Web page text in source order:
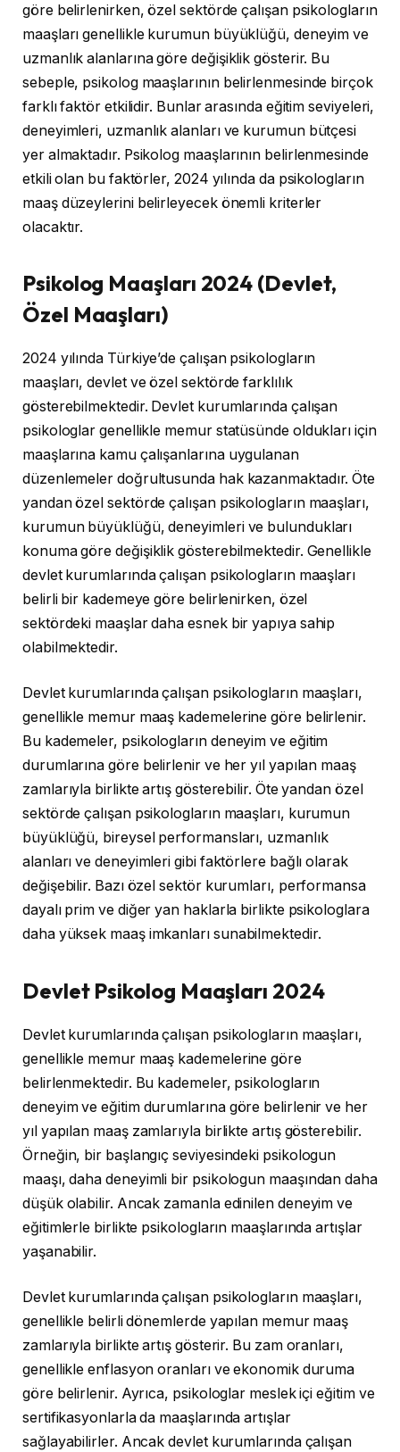
göre belirlenirken, özel sektörde çalışan psikologların
maaşları genellikle kurumun büyüklüğü, deneyim ve
uzmanlık alanlarına göre değişiklik gösterir. Bu
sebeple, psikolog maaşlarının belirlenmesinde birçok
farklı faktör etkilidir. Bunlar arasında eğitim seviyeleri,
deneyimleri, uzmanlık alanları ve kurumun bütçesi
yer almaktadır. Psikolog maaşlarının belirlenmesinde
etkili olan bu faktörler, 2024 yılında da psikologların
maaş düzeylerini belirleyecek önemli kriterler
olacaktır.
Psikolog Maaşları 2024 (Devlet,
Özel Maaşları)
2024 yılında Türkiye’de çalışan psikologların
maaşları, devlet ve özel sektörde farklılık
gösterebilmektedir. Devlet kurumlarında çalışan
psikologlar genellikle memur statüsünde oldukları için
maaşlarına kamu çalışanlarına uygulanan
düzenlemeler doğrultusunda hak kazanmaktadır. Öte
yandan özel sektörde çalışan psikologların maaşları,
kurumun büyüklüğü, deneyimleri ve bulundukları
konuma göre değişiklik gösterebilmektedir. Genellikle
devlet kurumlarında çalışan psikologların maaşları
belirli bir kademeye göre belirlenirken, özel
sektördeki maaşlar daha esnek bir yapıya sahip
olabilmektedir.
Devlet kurumlarında çalışan psikologların maaşları,
genellikle memur maaş kademelerine göre belirlenir.
Bu kademeler, psikologların deneyim ve eğitim
durumlarına göre belirlenir ve her yıl yapılan maaş
zamlarıyla birlikte artış gösterebilir. Öte yandan özel
sektörde çalışan psikologların maaşları, kurumun
büyüklüğü, bireysel performansları, uzmanlık
alanları ve deneyimleri gibi faktörlere bağlı olarak
değişebilir. Bazı özel sektör kurumları, performansa
dayalı prim ve diğer yan haklarla birlikte psikologlara
daha yüksek maaş imkanları sunabilmektedir.
Devlet Psikolog Maaşları 2024
Devlet kurumlarında çalışan psikologların maaşları,
genellikle memur maaş kademelerine göre
belirlenmektedir. Bu kademeler, psikologların
deneyim ve eğitim durumlarına göre belirlenir ve her
yıl yapılan maaş zamlarıyla birlikte artış gösterebilir.
Örneğin, bir başlangıç seviyesindeki psikologun
maaşı, daha deneyimli bir psikologun maaşından daha
düşük olabilir. Ancak zamanla edinilen deneyim ve
eğitimlerle birlikte psikologların maaşlarında artışlar
yaşanabilir.
Devlet kurumlarında çalışan psikologların maaşları,
genellikle belirli dönemlerde yapılan memur maaş
zamlarıyla birlikte artış gösterir. Bu zam oranları,
genellikle enflasyon oranları ve ekonomik duruma
göre belirlenir. Ayrıca, psikologlar meslek içi eğitim ve
sertifikasyonlarla da maaşlarında artışlar
sağlayabilirler. Ancak devlet kurumlarında çalışan